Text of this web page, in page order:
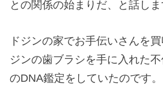
との関係の始まりだ、と話しま
ドジンの家でお手伝いさんを
ジンの歯ブラシを手に入れた
のDNA鑑定をしていたのです。